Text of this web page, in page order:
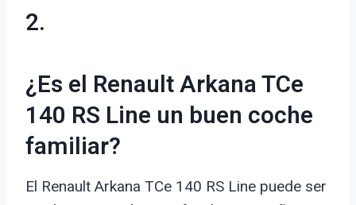
2.
¿Es el Renault Arkana TCe
140 RS Line un buen coche
familiar?
El Renault Arkana TCe 140 RS Line puede ser